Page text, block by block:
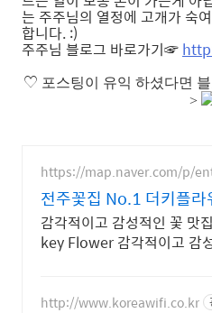
는 주주님의 열정에 고개가 숙
합니다. :)
주주님 블로그 바로가기☞
♡ 포스팅이 유익 하셨다면
>
https://map.naver.com/p/
32
전주꽃집 No.1 더키플라
념일 맛집이라 소문난 꽃
감각적이고 감성적인 꽃 맛
key Flower 감각적이고 감
http://www.koreawifi.co.kr